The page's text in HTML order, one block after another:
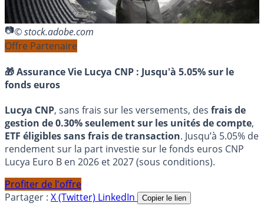
© stock.adobe.com
Offre Partenaire
🎁 Assurance Vie Lucya CNP : Jusqu'à 5.05% sur le
fonds euros
Lucya CNP, sans frais sur les versements, des frais de
gestion de 0.30% seulement sur les unités de compte,
ETF éligibles sans frais de transaction. Jusqu’à 5.05% de
rendement sur la part investie sur le fonds euros CNP
Lucya Euro B en 2026 et 2027 (sous conditions).
Profiter de l'offre
Partager : X (Twitter) LinkedIn Copier le lien